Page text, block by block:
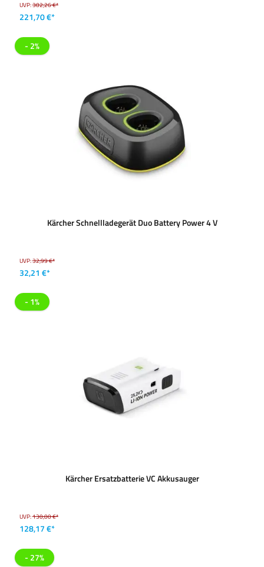
UVP:302,26 €*
221,70 €*
- 2%
Kärcher Schnellladegerät Duo Battery Power 4 V
UVP:32,99 €*
32,21 €*
- 1%
Kärcher Ersatzbatterie VC Akkusauger
UVP:130,00 €*
128,17 €*
- 27%